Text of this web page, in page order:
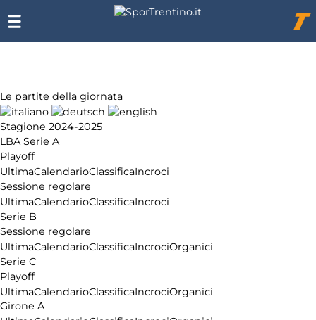
Le partite della giornata
Stagione 2024-2025
LBA Serie A
Playoff
UltimaCalendarioClassificaIncroci
Sessione regolare
UltimaCalendarioClassificaIncroci
Serie B
Sessione regolare
UltimaCalendarioClassificaIncrociOrganici
Serie C
Playoff
UltimaCalendarioClassificaIncrociOrganici
Girone A
Chi
siamo
Affiliazione